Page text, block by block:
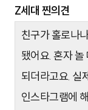
Z세대 찐의견
친구가 홀로나
됐어요. 혼자 놀
되더라고요. 실
인스타그램에